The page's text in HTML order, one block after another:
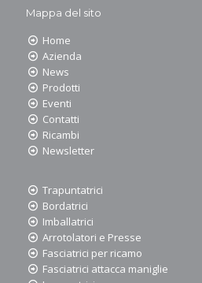
Mappa del sito
Home
Azienda
News
Prodotti
Eventi
Contatti
Ricambi
Newsletter
Trapuntatrici
Bordatrici
Imballatrici
Arrotolatori e Presse
Fasciatrici per ricamo
Fasciatrici attacca maniglie